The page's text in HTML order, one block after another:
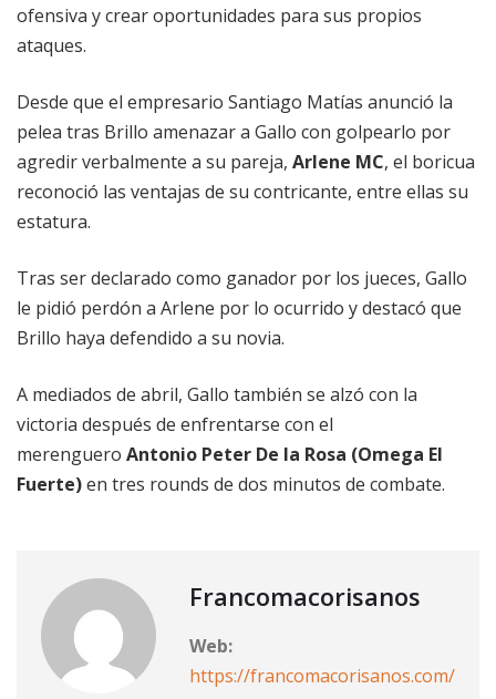
ofensiva y crear oportunidades para sus propios
ataques.
Desde que el empresario Santiago Matías anunció la
pelea tras Brillo amenazar a Gallo con golpearlo por
agredir verbalmente a su pareja, Arlene MC, el boricua
reconoció las ventajas de su contricante, entre ellas su
estatura.
Tras ser declarado como ganador por los jueces, Gallo
le pidió perdón a Arlene por lo ocurrido y destacó que
Brillo haya defendido a su novia.
A mediados de abril, Gallo también se alzó con la
victoria después de enfrentarse con el
merenguero Antonio Peter De la Rosa (Omega El
Fuerte)en tres rounds de dos minutos de combate.
Francomacorisanos
Web:
https://francomacorisanos.com/